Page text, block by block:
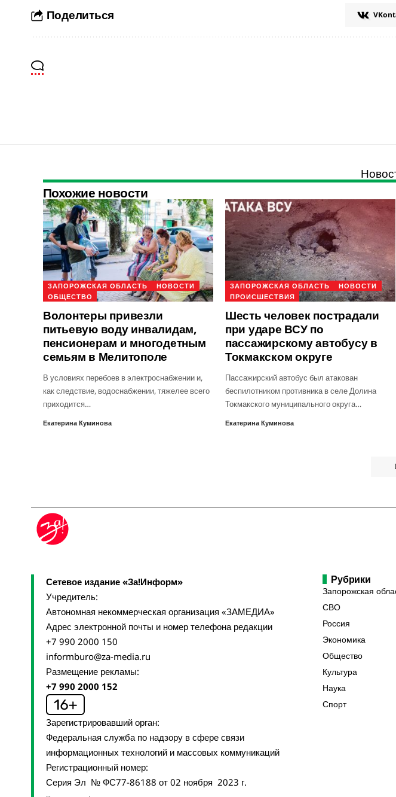
Поделиться
Похожие новости
ЗАПОРОЖСКАЯ ОБЛАСТЬ
НОВОСТИ
ОБЩЕСТВО
Волонтеры привезли
питьевую воду инвалидам,
пенсионерам и многодетным
семьям в Мелитополе
В условиях перебоев в электроснабжении и,
как следствие, водоснабжении, тяжелее всего
приходится…
Екатерина Куминова
ЗАПОРОЖСКАЯ ОБЛАСТЬ
НОВОСТИ
ПРОИСШЕСТВИЯ
Шесть человек пострадали
при ударе ВСУ по
пассажирскому автобусу в
Токмакском округе
Пассажирский автобус был атакован
беспилотником противника в селе Долина
Токмакского муниципального округа…
Екатерина Куминова
Сетевое издание «За!Информ»
Учредитель:
Автономная некоммерческая организация «ЗАМЕДИА»
Адрес электронной почты и номер телефона редакции
+7 990 2000 150
informburo@za-media.ru
Размещение рекламы:
+7 990 2000 152
Зарегистрировавший орган:
Федеральная служба по надзору в сфере связи
информационных технологий и массовых коммуникаций
Регистрационный номер:
Серия Эл № ФС77-86188 от 02 ноября 2023 г.
Рубрики
Запорожская
СВО
Россия
Экономика
Общество
Культура
Наука
Спорт